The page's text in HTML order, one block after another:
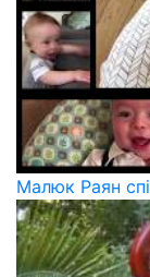
Малюк Раян